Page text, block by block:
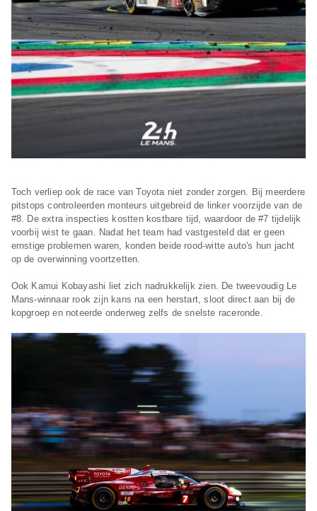
Toch verliep ook de race van Toyota niet zonder zorgen. Bij meerdere
pitstops controleerden monteurs uitgebreid de linker voorzijde van de
#8. De extra inspecties kostten kostbare tijd, waardoor de #7 tijdelijk
voorbij wist te gaan. Nadat het team had vastgesteld dat er geen
ernstige problemen waren, konden beide rood-witte auto's hun jacht
op de overwinning voortzetten.
Ook Kamui Kobayashi liet zich nadrukkelijk zien. De tweevoudig Le
Mans-winnaar rook zijn kans na een herstart, sloot direct aan bij de
kopgroep en noteerde onderweg zelfs de snelste raceronde.